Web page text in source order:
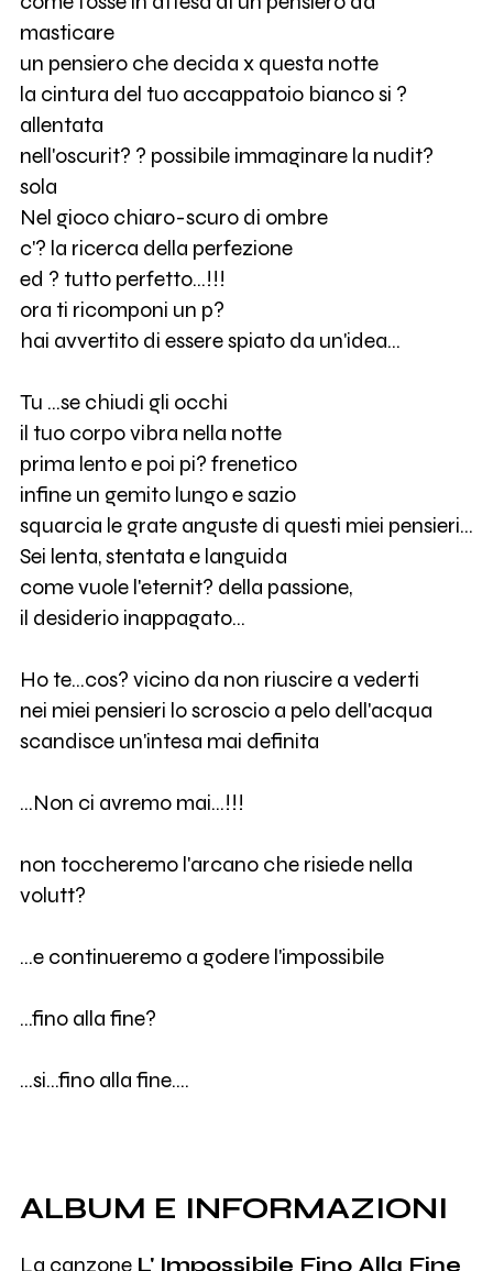
masticare
un pensiero che decida x questa notte
la cintura del tuo accappatoio bianco si ?
allentata
nell'oscurit? ? possibile immaginare la nudit?
sola
Nel gioco chiaro-scuro di ombre
c'? la ricerca della perfezione
ed ? tutto perfetto...!!!
ora ti ricomponi un p?
hai avvertito di essere spiato da un'idea...
Tu ...se chiudi gli occhi
il tuo corpo vibra nella notte
prima lento e poi pi? frenetico
infine un gemito lungo e sazio
squarcia le grate anguste di questi miei pensieri...
Sei lenta, stentata e languida
come vuole l'eternit? della passione,
il desiderio inappagato...
Ho te...cos? vicino da non riuscire a vederti
nei miei pensieri lo scroscio a pelo dell'acqua
scandisce un'intesa mai definita
...Non ci avremo mai...!!!
non toccheremo l'arcano che risiede nella
volutt?
...e continueremo a godere l'impossibile
...fino alla fine?
...si...fino alla fine....
ALBUM E INFORMAZIONI
La canzone L' Impossibile Fino Alla Fine